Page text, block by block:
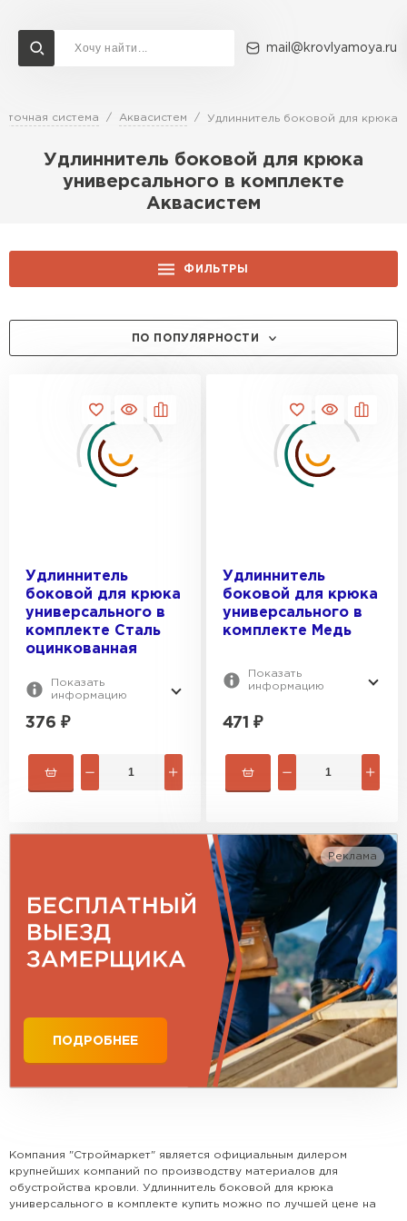
mail@krovlyamoya.ru
система Аквасистем Удлиннитель боковой для крюка
Удлиннитель боковой для крюка
универсального в комплекте
Аквасистем
ФИЛЬТРЫ
ПО ПОПУЛЯРНОСТИ
Удлиннитель
боковой для крюка
универсального в
комплекте Сталь
оцинкованная
Показать
информацию
376 ₽
Удлиннитель
боковой для крюка
универсального в
комплекте Медь
Показать
информацию
471 ₽
Реклама
ПОДРОБНЕЕ
Компания "Строймаркет" является официальным дилером
крупнейших компаний по производству материалов для
обустройства кровли. Удлиннитель боковой для крюка
универсального в комплекте купить можно по лучшей цене на
Сервисы расчета
Расчет штакетника для забора
Расчет водостока
Расчет кровли из профнастила
Металлочерепица
Гибкая черепица
Профилированный лист